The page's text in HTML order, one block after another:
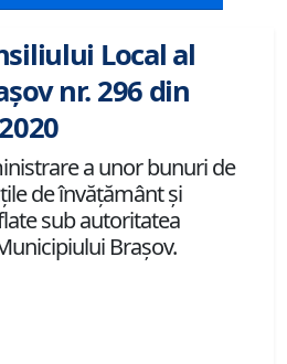
Local al
nr. 296 din
a unor bunuri de
de învățământ și
sub autoritatea
Brașov.